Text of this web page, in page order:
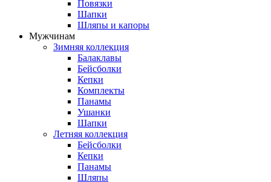
Повязки
Шапки
Шляпы и капоры
Мужчинам
Зимняя коллекция
Балаклавы
Бейсболки
Кепки
Комплекты
Панамы
Ушанки
Шапки
Летняя коллекция
Бейсболки
Кепки
Панамы
Шляпы